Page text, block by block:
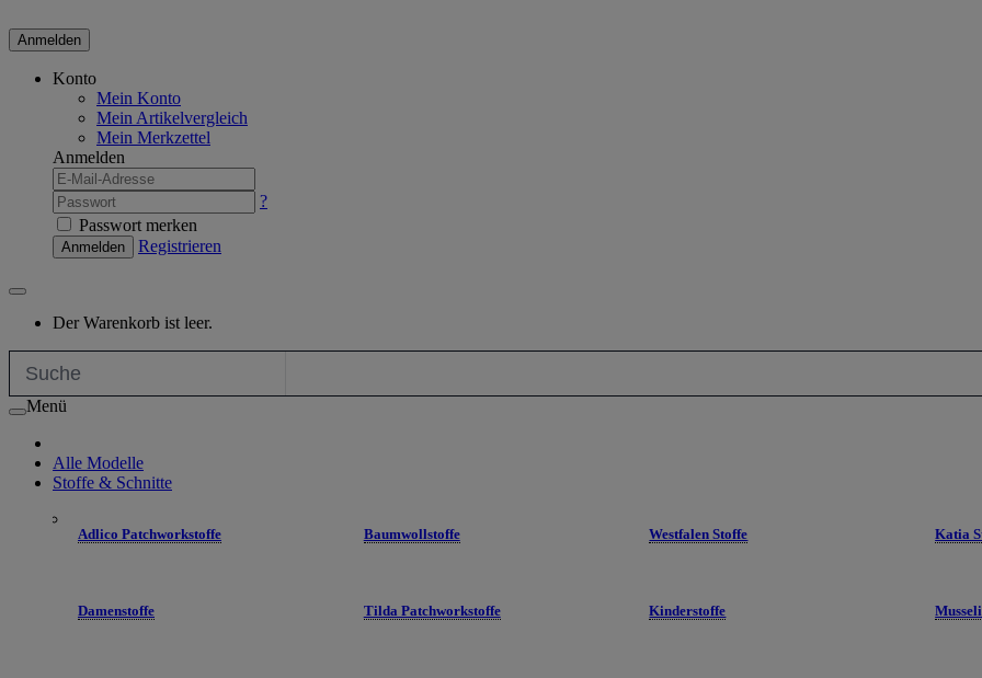
Anmelden
Konto
Mein Konto
Mein Artikelvergleich
Mein Merkzettel
Anmelden
?
Passwort merken
Anmelden Registrieren
Der Warenkorb ist leer.
Menü
Alle Modelle
Stoffe & Schnitte
Adlico Patchworkstoffe Baumwollstoffe Westfalen Stoffe Katia
Damenstoffe Tilda Patchworkstoffe Kinderstoffe